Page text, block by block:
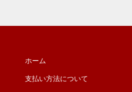
ホーム
支払い方法について